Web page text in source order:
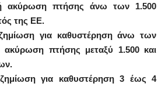
ακύρωση πτήσης άνω των 1.500
της ΕΕ.
για καθυστέρηση άνω των
πτήσης μεταξύ 1.500 και
για καθυστέρηση 3 έως 4